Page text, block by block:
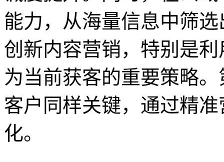
能力，从海量信息中筛
创新内容营销，特别是
为当前获客的重要策略
客户同样关键，通过精
化。